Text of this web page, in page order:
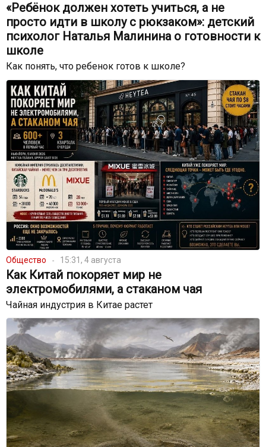
«Ребёнок должен хотеть учиться, а не
просто идти в школу с рюкзаком»: детский
психолог Наталья Малинина о готовности к
школе
Как понять, что ребенок готов к школе?
Общество 15:31, 4 августа
Как Китай покоряет мир не
электромобилями, а стаканом чая
Чайная индустрия в Китае растет